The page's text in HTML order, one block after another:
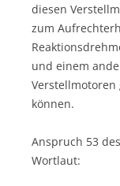
diesen
zum
und einem
können.
Anspruch 53
Wortlaut: